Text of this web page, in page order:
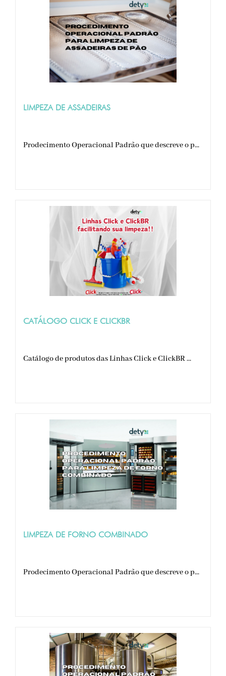
LIMPEZA DE ASSADEIRAS
Prodecimento Operacional Padrão que descreve o p...
CATÁLOGO CLICK E CLICKBR
Catálogo de produtos das Linhas Click e ClickBR ...
LIMPEZA DE FORNO COMBINADO
Prodecimento Operacional Padrão que descreve o p...